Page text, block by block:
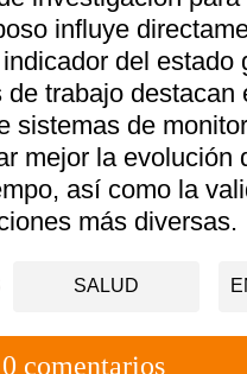
influye
del estado
de trabajo
sistemas de
mejor la evolución
así como la
más diversas.
SALUD
0 comentarios